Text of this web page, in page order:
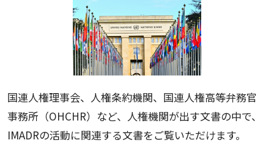
国連人権理事会、人権条約機関、国連人権高等弁務官
事務所（OHCHR）など、人権機関が出す文書の中で、
IMADRの活動に関連する文書をご覧いただけます。